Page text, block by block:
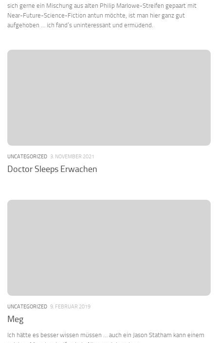
sich gerne ein Mischung aus alten Philip Marlowe-Streifen gepaart mit
Near-Future-Science-Fiction antun möchte, ist man hier ganz gut
aufgehoben … ich fand’s uninteressant und ermüdend.
UNCATEGORIZED 3. NOVEMBER 2021
Doctor Sleeps Erwachen
UNCATEGORIZED 9. FEBRUAR 2019
Meg
Ich hätte es besser wissen müssen … auch ein Jason Statham kann einem